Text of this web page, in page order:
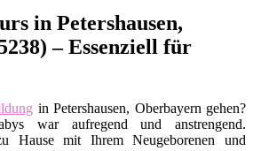
in Petershausen,
– Essenziell für
in Petershausen, Oberbayern gehen?
war aufregend und anstrengend.
Hause mit Ihrem Neugeborenen und